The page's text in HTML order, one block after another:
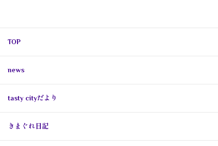
TOP
news
tasty cityだより
きまぐれ日記